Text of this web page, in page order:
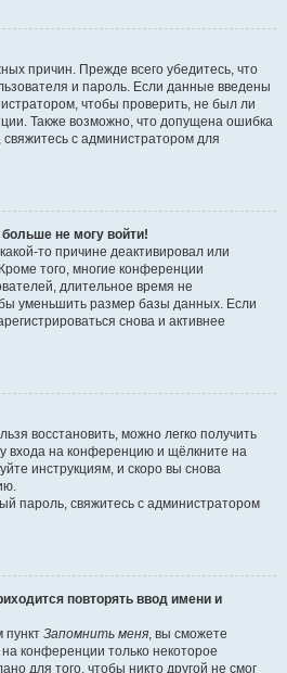
причин. Прежде всего убедитесь, что
и пароль. Если данные введены
чтобы проверить, не был ли
Также возможно, что допущена ошибка
с администратором для
не могу войти!
то причине деактивировал или
того, многие конференции
длительное время не
уменьшить размер базы данных. Если
снова и активнее
восстановить, можно легко получить
входа на конференцию и щёлкните на
инструкциям, и скоро вы снова
пароль, свяжитесь с администратором
повторять ввод имени и
пункт Запомнить меня, вы сможете
конференции только некоторое
для того, чтобы никто другой не смог